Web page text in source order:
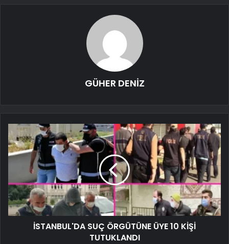
GÜHER DENİZ
İSTANBUL'DA SUÇ ÖRGÜTÜNE ÜYE 10 KİŞİ
TUTUKLANDI